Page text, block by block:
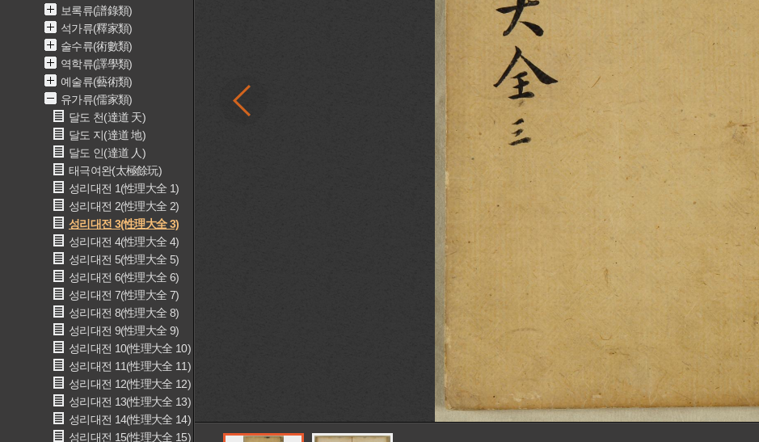
보록류(譜錄類)
석가류(釋家類)
술수류(術數類)
역학류(譯學類)
예술류(藝術類)
유가류(儒家類)
달도 천(達道 天)
달도 지(達道 地)
달도 인(達道 人)
태극여완(太極餘玩)
성리대전 1(性理大全 1)
성리대전 2(性理大全 2)
성리대전 3(性理大全 3)
성리대전 4(性理大全 4)
성리대전 5(性理大全 5)
성리대전 6(性理大全 6)
성리대전 7(性理大全 7)
성리대전 8(性理大全 8)
성리대전 9(性理大全 9)
성리대전 10(性理大全 10)
성리대전 11(性理大全 11)
성리대전 12(性理大全 12)
성리대전 13(性理大全 13)
성리대전 14(性理大全 14)
성리대전 15(性理大全 15)